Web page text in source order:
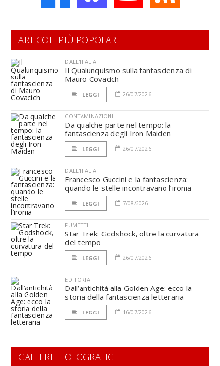
ARTICOLI PIÙ POPOLARI
DALL'ITALIA
Il Qualunquismo sulla fantascienza di
Mauro Covacich
LEGGI 26/07/2026
CONTAMINAZIONI
Da qualche parte nel tempo: la
fantascienza degli Iron Maiden
LEGGI 26/07/2026
DALL'ITALIA
Francesco Guccini e la fantascienza:
quando le stelle incontravano l’ironia
LEGGI 7/08/2026
FUMETTI
Star Trek: Godshock, oltre la curvatura
del tempo
LEGGI 26/07/2026
EDITORIA
Dall’antichità alla Golden Age: ecco la
storia della fantascienza letteraria
LEGGI 16/07/2026
GALLERIE FOTOGRAFICHE